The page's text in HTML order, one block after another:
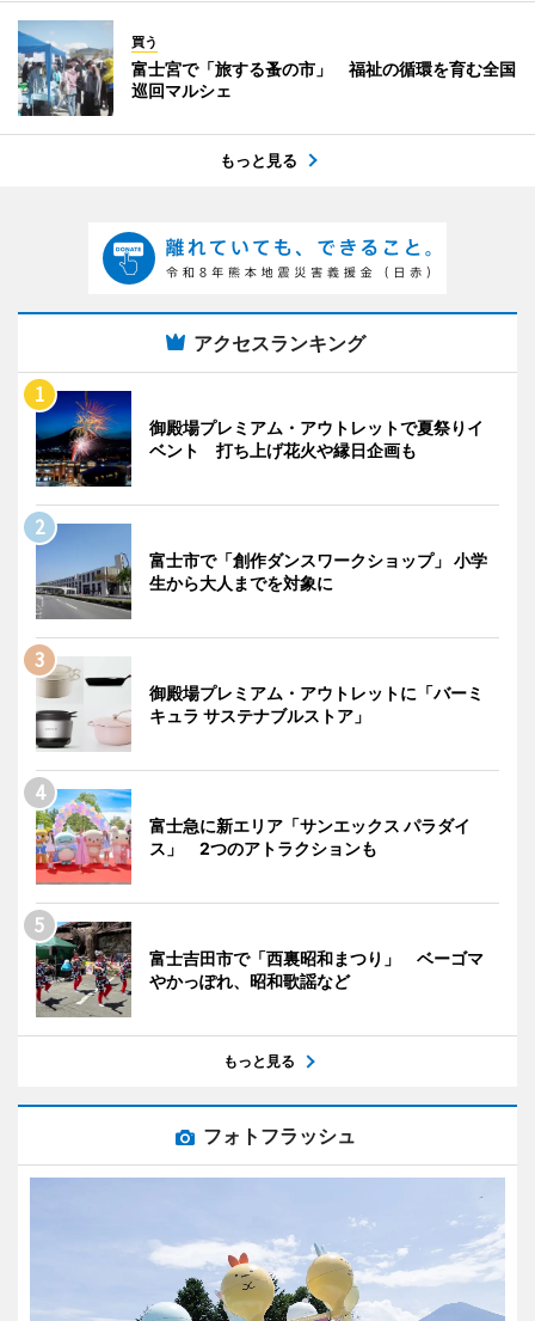
買う
富士宮で「旅する蚤の市」 福祉の循環を育む全国
巡回マルシェ
もっと見る
アクセスランキング
御殿場プレミアム・アウトレットで夏祭りイ
ベント 打ち上げ花火や縁日企画も
富士市で「創作ダンスワークショップ」 小学
生から大人までを対象に
御殿場プレミアム・アウトレットに「バーミ
キュラ サステナブルストア」
富士急に新エリア「サンエックス パラダイ
ス」 2つのアトラクションも
富士吉田市で「西裏昭和まつり」 ベーゴマ
やかっぽれ、昭和歌謡など
もっと見る
フォトフラッシュ